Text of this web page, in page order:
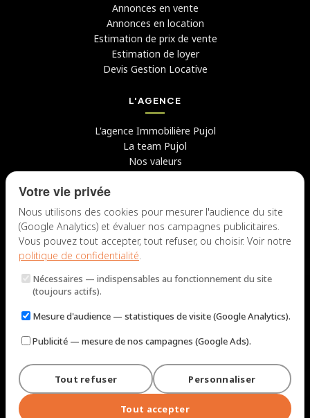
Annonces en vente
Annonces en location
Estimation de prix de vente
Estimation de loyer
Devis Gestion Locative
L'AGENCE
L'agence Immobilière Pujol
La team Pujol
Nos valeurs
Avis clients
Candidater chez nous
NOUS CONTACTER
Lun – Jeu : 9h – 12h / 14h – 18h
© 2026 Immobilière Pujol — Marseille. Tous droits réservés.
Mentions légales et tarifsPolitique de confidentialitéPlan du site
Gérer les cookies
Votre vie privée
Nous utilisons des cookies pour mesurer l'audience du site
(Google Analytics) et évaluer nos campagnes publicitaires.
Vous pouvez tout accepter, tout refuser, ou choisir. Voir notre
politique de confidentialité.
Nécessaires — indispensables au fonctionnement du site
(toujours actifs).
Mesure d'audience — statistiques de visite (Google Analytics).
Publicité — mesure de nos campagnes (Google Ads).
Tout refuser Personnaliser
Tout accepter